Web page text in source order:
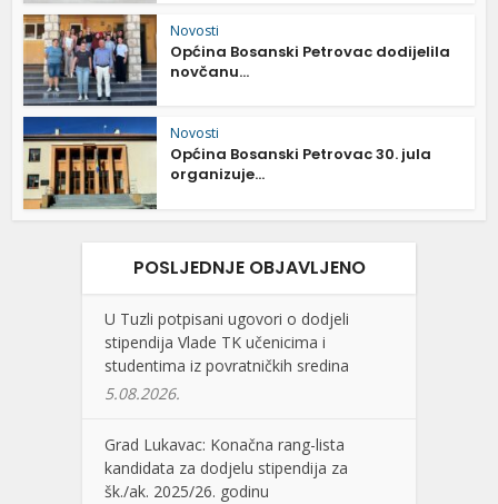
Novosti
Općina Bosanski Petrovac dodijelila
novčanu...
Novosti
Općina Bosanski Petrovac 30. jula
organizuje...
POSLJEDNJE OBJAVLJENO
U Tuzli potpisani ugovori o dodjeli
stipendija Vlade TK učenicima i
studentima iz povratničkih sredina
5.08.2026.
Grad Lukavac: Konačna rang-lista
kandidata za dodjelu stipendija za
šk./ak. 2025/26. godinu